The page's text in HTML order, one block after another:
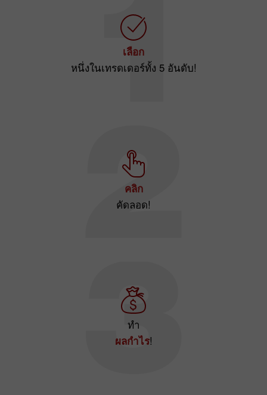
เลือก
หนึ่งในเทรดเดอร์ทั้ง 5 อันดับ!
คลิก
คัดลอด!
ทำ
ผลกำไร!